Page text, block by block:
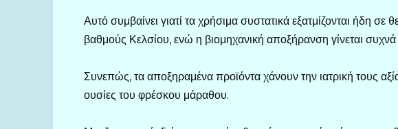
Αυτό συμβαίνει γιατί τα χρήσιμα συστατικά εξατμίζονται ήδη
βαθμούς Κελσίου, ενώ η βιομηχανική αποξήρανση γίνεται
Συνεπώς, τα αποξηραμένα προϊόντα χάνουν την ιατρική τους
ουσίες του φρέσκου μάραθου.